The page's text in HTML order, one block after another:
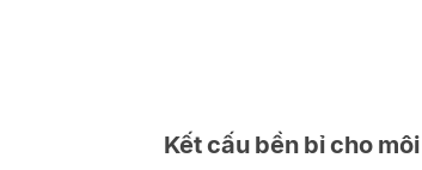
Kết cấu bền bỉ cho